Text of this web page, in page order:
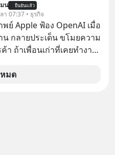
คยทำนายวิกฤตเศรษฐกิจ
ต่อหลายครั้ง ออกมาส่ง
นระเบิดเวลาลูกใหม่ที่
น จาก "ระเบิดหนี้สิน
ำลังแห่ไล่ราคาอย่างบ้าคลั่ง
กประวัติศาสตร์ 500 ปี บอก
น ยืนยันแล้ว
า 07:37 • ธุรกิจ
ย์ Apple ฟ้อง OpenAI เมื่อ
กลายประเด็น ขโมยความ
า ถ้าเพื่อนเก่าที่เคยทำงาน
ยทำไว้ ตอนยังอยู่บริษัท
มด